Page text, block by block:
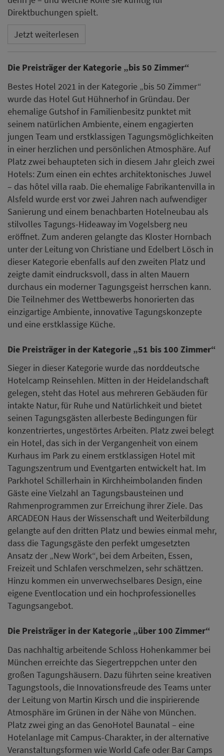
Direktbuchungen spielt.
Jetzt weiterlesen
Die Preisträger der Kategorie „bis 50 Zimmer“
Bestes Hotel 2021 in der Kategorie „bis 50 Zimmer“
wurde das Hotel Gut Hühnerhof in Gründau. Der
ehemalige Gutshof in Familienbesitz punktet mit
seinem natürlichen Ambiente, einem engagierten
jungen Team und erstklassigen Tagungsmöglichkeiten
in einer herzlichen und persönlichen Atmosphäre. Auf
Platz zwei behaupteten sich in diesem Jahr gleich zwei
Hotels: Zum einen ein echtes architektonisches Juwel
– das hôtel villa raab. Die ehemalige Fabrikantenvilla in
Alsfeld wurde erst vor zwei Jahren nach aufwendiger
Sanierung und einem benachbarten Hotelneubau als
stilvolles Tagungs-Hideaway im Vogelsberg neu
eröffnet. Zum anderen gelangte das Kloster Hornbach
unter der Leitung von Christiane und Edelbert Lösch in
dieser Kategorie ebenfalls auf den zweiten Platz und
zeigte damit eindrucksvoll, dass in alten Mauern
durchaus ein moderner Tagungsgeist herrschen kann.
Die Teilnehmer des Wettbewerbs honorierten das
einzigartige Ambiente, innovative Tagungskonzepte
und eine erstklassige Küche.
Die Preisträger in der Kategorie „51 bis 100 Zimmer“
Sieger in dieser Kategorie wurde das norddeutsche
Hotelcamp Reinsehlen. Mitten in der Heidelandschaft
gelegen, steht das Hotel aus mehreren Gebäuden für
intakte Natur, für Ruhe und Natürlichkeit und bietet
seinen Tagungsgästen allerbeste Bedingungen für
konzentriertes, ungestörtes Arbeiten. Platz zwei belegt
ein Hotel, das sich in der Vergangenheit von einem
Kurhaus im Park zu einem erstklassigen Hotel mit
Tagungszentrum und Eventgarten entwickelt hat. Im
Parkhotel Schillerhain in Kirchheimbolanden finden
Gäste eine Vielzahl an Tagungsbausteinen und
Rahmenprogrammen zur Erreichung ihrer Ziele. Das
ARCADEON Haus der Wissenschaft und Weiterbildung
gelangte auf den dritten Platz und bewies einmal mehr,
dass die Tagungsgäste den perfekt umgesetzten
Ansatz der „New Work“, bei dem Arbeiten, Essen,
Freizeit und Schlafen verschmelzen, sehr schättzen.
Hinzu kommen ein unverwechselbares Design, eine
eigene Eventlocation und ein hochprofessionelles
Tagungsangebot.
Die Preisträger in der Kategorie „über 100 Zimmer“
Das nachhaltig arbeitende Schloss Hohenkammer bei
München erreichte das Siegertreppchen unter den
großen Tagungshäusern. Dazu führten seine kreativen
Tagungstools, die Innovationsfreude des Teams unter
der Leitung von Martin Kirsch und die inspirierende
Atmosphäre im Grünen in der Nähe von München.
Platz zwei ging an das GenoHotel Baunatal – eine
Hotelanlage mit Campus-Charakter, in der alternative
Veranstaltungsformen wie World Cafe oder Bar Camps